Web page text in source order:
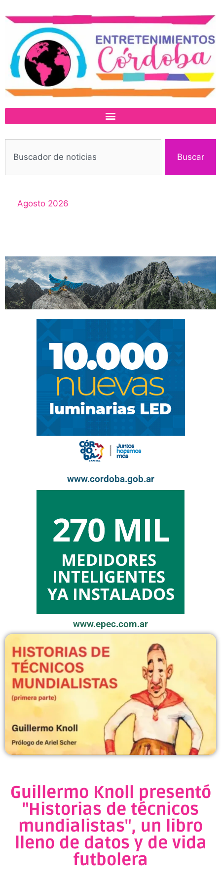
Buscar
Agosto 2026
www.cordoba.gob.ar
www.epec.com.ar
Guillermo Knoll presentó
"Historias de técnicos
mundialistas", un libro
lleno de datos y de vida
futbolera